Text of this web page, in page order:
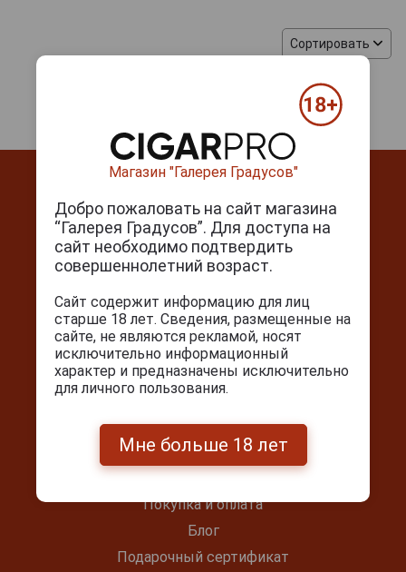
Сортировать
Контакты
г. Москва, Серпуховский вал, д. 5
Ежедневно с 10:00 до 22:00
+7(495) 644-59-95
info@cigarpro.ru
Покупателям
Контакты
Покупка и оплата
Блог
Подарочный сертификат
Магазин "Галерея Градусов"
Добро пожаловать на сайт магазина
“Галерея Градусов”. Для доступа на
сайт необходимо подтвердить
совершеннолетний возраст.
Сайт содержит информацию для лиц
старше 18 лет. Сведения, размещенные на
сайте, не являются рекламой, носят
исключительно информационный
характер и предназначены исключительно
для личного пользования.
Мне больше 18 лет